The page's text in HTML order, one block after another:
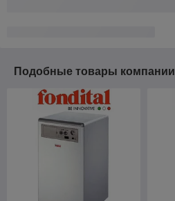
Подобные товары компании